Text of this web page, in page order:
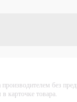
без
карточке товара.